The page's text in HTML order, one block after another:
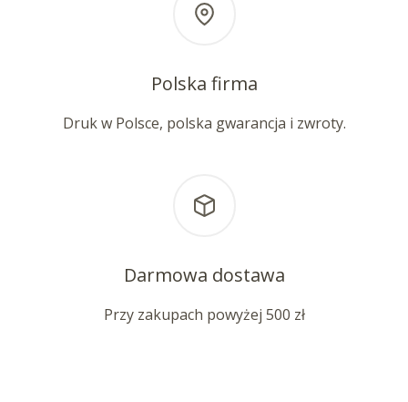
Polska firma
Druk w Polsce, polska gwarancja i zwroty.
Darmowa dostawa
Przy zakupach powyżej 500 zł